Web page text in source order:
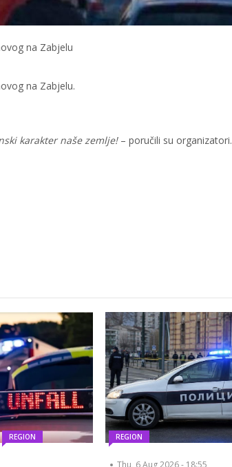
na Zabjelu
na Zabjelu.
karakter naše zemlje! – poručili su organizatori.
REGION REGION
Thu, 6 Aug 2026 - 18:55